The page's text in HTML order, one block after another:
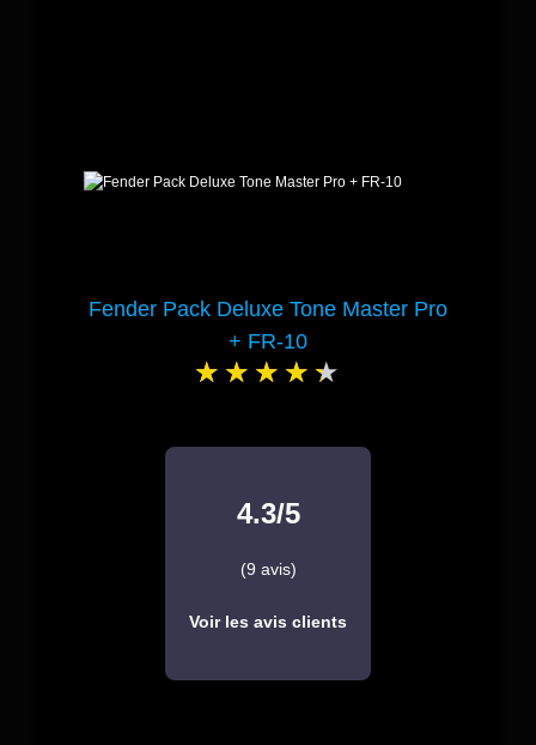
Fender Pack Deluxe Tone Master Pro
+ FR-10
4.3/5
(9 avis)
Voir les avis clients